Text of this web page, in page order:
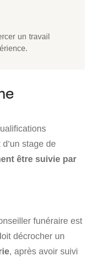
un travail
stage de
être suivie par
funéraire est
décrocher un
, après avoir suivi